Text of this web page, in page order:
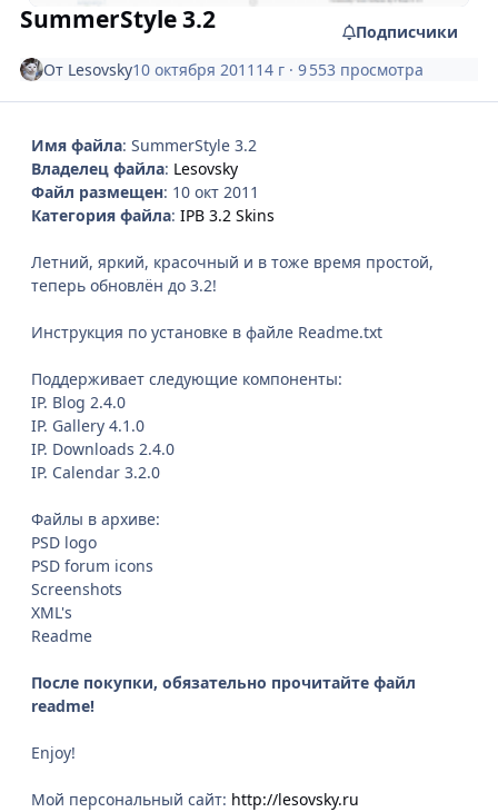
SummerStyle 3.2
Подписчики
От Lesovsky10 октября 2011 14 г · 9 553 просмотра
Имя файла: SummerStyle 3.2
Владелец файла: Lesovsky
Файл размещен: 10 окт 2011
Категория файла: IPB 3.2 Skins
Летний, яркий, красочный и в тоже время простой,
теперь обновлён до 3.2!
Инструкция по установке в файле Readme.txt
Поддерживает следующие компоненты:
IP. Blog 2.4.0
IP. Gallery 4.1.0
IP. Downloads 2.4.0
IP. Calendar 3.2.0
Файлы в архиве:
PSD logo
PSD forum icons
Screenshots
XML's
Readme
После покупки, обязательно прочитайте файл
readme!
Enjoy!
Мой персональный сайт: http://lesovsky.ru